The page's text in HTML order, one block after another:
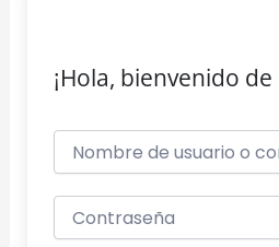
¡Hola, bienvenido